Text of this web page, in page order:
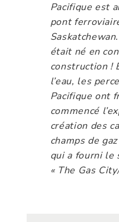
Pacifique est
pont
était né en
construction !
l’eau, les
Pacifique ont
commencé
création des
champs de
qui a fourni le
« The Gas